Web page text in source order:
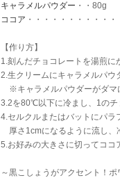
キャラメルパウダー ・・80g
ココア ・・・・・・・・・・
【作り方】
1.刻んだチョコレートを湯煎に
2.生クリームにキャラメルパウ
※キャラメルパウダーがダマ
3.2を80℃以下に冷まし、1のチ
4.セルクルまたはバットにパラ
厚さ1cmになるように流し、
5.お好みの大きさに切ってココ
～黒こしょうがアクセント！ポ